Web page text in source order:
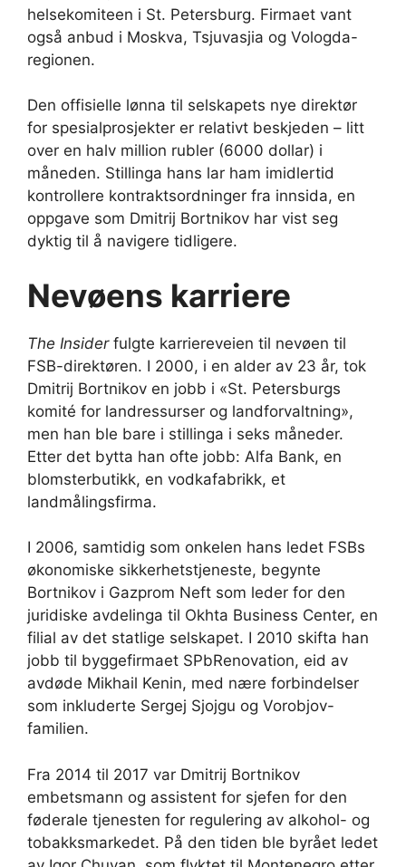
helsekomiteen i St. Petersburg. Firmaet vant
også anbud i Moskva, Tsjuvasjia og Vologda-
regionen.
Den offisielle lønna til selskapets nye direktør
for spesialprosjekter er relativt beskjeden – litt
over en halv million rubler (6000 dollar) i
måneden. Stillinga hans lar ham imidlertid
kontrollere kontraktsordninger fra innsida, en
oppgave som Dmitrij Bortnikov har vist seg
dyktig til å navigere tidligere.
Nevøens karriere
The Insiderfulgte karriereveien til nevøen til
FSB-direktøren. I 2000, i en alder av 23 år, tok
Dmitrij Bortnikov en jobb i «St. Petersburgs
komité for landressurser og landforvaltning»,
men han ble bare i stillinga i seks måneder.
Etter det bytta han ofte jobb: Alfa Bank, en
blomsterbutikk, en vodkafabrikk, et
landmålingsfirma.
I 2006, samtidig som onkelen hans ledet FSBs
økonomiske sikkerhetstjeneste, begynte
Bortnikov i Gazprom Neft som leder for den
juridiske avdelinga til Okhta Business Center, en
filial av det statlige selskapet. I 2010 skifta han
jobb til byggefirmaet SPbRenovation, eid av
avdøde Mikhail Kenin, med nære forbindelser
som inkluderte Sergej Sjojgu og Vorobjov-
familien.
Fra 2014 til 2017 var Dmitrij Bortnikov
embetsmann og assistent for sjefen for den
føderale tjenesten for regulering av alkohol- og
tobakksmarkedet. På den tiden ble byrået ledet